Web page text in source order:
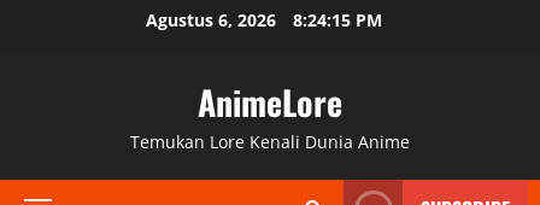
Agustus 6, 2026 8:24:16 PM
AnimeLore
Temukan Lore Kenali Dunia Anime